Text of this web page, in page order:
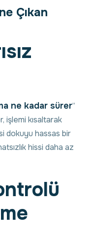
Çıkan
ne kadar sürer”
işlemi kısaltarak
dokuyu hassas bir
hissi daha az